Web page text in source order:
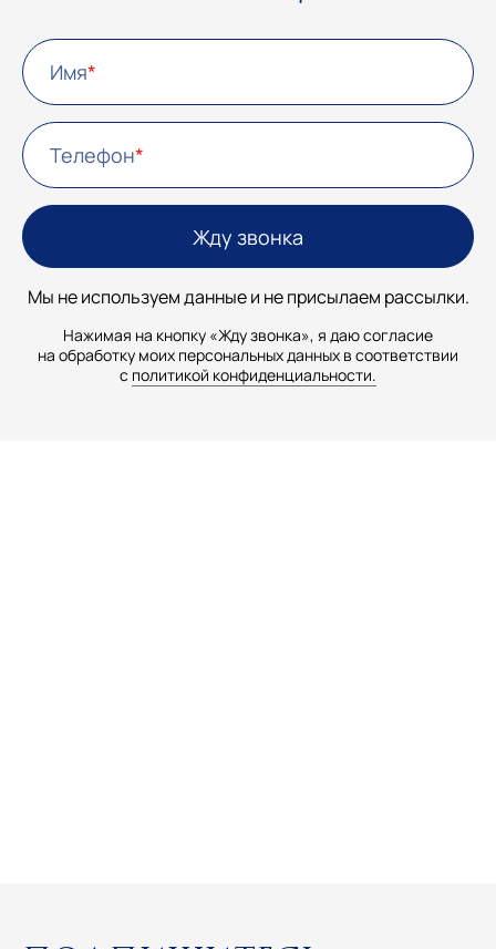
Имя
Телефон
Мы не используем данные и не присылаем рассылки.
Нажимая на кнопку «Жду звонка», я даю согласие
на обработку моих персональных данных в соответствии
с политикой конфиденциальности.